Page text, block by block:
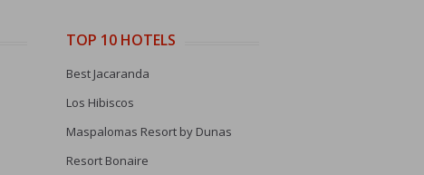
TOP 10 HOTELS
Best Jacaranda
Los Hibiscos
Maspalomas Resort by Dunas
Resort Bonaire